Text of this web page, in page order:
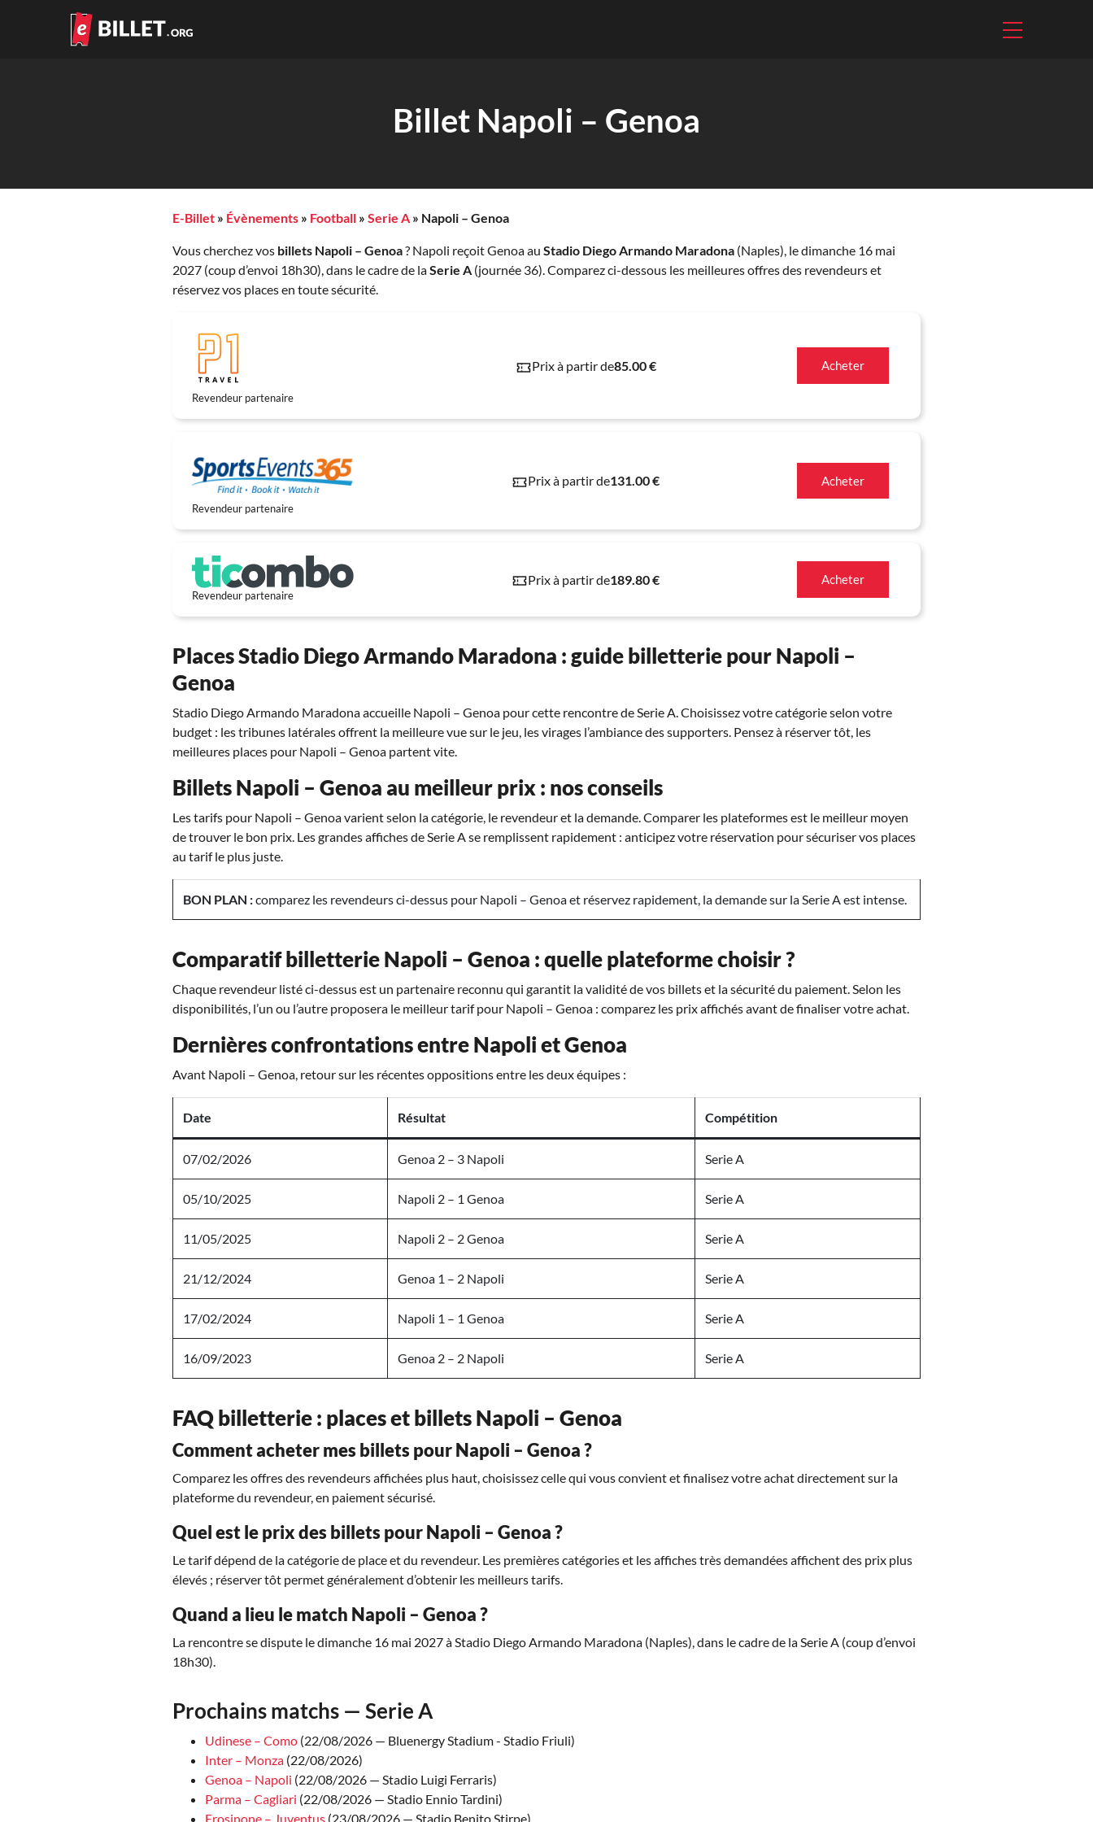
Billet Napoli – Genoa
E-Billet » Évènements » Football » Serie A » Napoli – Genoa
Vous cherchez vos billets Napoli – Genoa? Napoli reçoit Genoa au Stadio Diego Armando Maradona (Naples), le dimanche 16 mai
2027 (coup d’envoi 18h30), dans le cadre de laSerie A (journée 36). Comparez ci-dessous les meilleures offres des revendeurs et
réservez vos places en toute sécurité.
Revendeur partenaire
Prix à partir de85.00 € Acheter
Revendeur partenaire
Prix à partir de131.00 € Acheter
Revendeur partenaire
Prix à partir de189.80 € Acheter
Places Stadio Diego Armando Maradona : guide billetterie pour Napoli –
Genoa
Stadio Diego Armando Maradona accueille Napoli – Genoa pour cette rencontre de Serie A. Choisissez votre catégorie selon votre
budget : les tribunes latérales offrent la meilleure vue sur le jeu, les virages l’ambiance des supporters. Pensez à réserver tôt, les
meilleures places pour Napoli – Genoa partent vite.
Billets Napoli – Genoa au meilleur prix : nos conseils
Les tarifs pour Napoli – Genoa varient selon la catégorie, le revendeur et la demande. Comparer les plateformes est le meilleur moyen
de trouver le bon prix. Les grandes affiches de Serie A se remplissent rapidement : anticipez votre réservation pour sécuriser vos places
au tarif le plus juste.
BON PLAN :comparez les revendeurs ci-dessus pour Napoli – Genoa et réservez rapidement, la demande sur la Serie A est intense.
Comparatif billetterie Napoli – Genoa : quelle plateforme choisir ?
Chaque revendeur listé ci-dessus est un partenaire reconnu qui garantit la validité de vos billets et la sécurité du paiement. Selon les
disponibilités, l’un ou l’autre proposera le meilleur tarif pour Napoli – Genoa : comparez les prix affichés avant de finaliser votre achat.
Dernières confrontations entre Napoli et Genoa
Avant Napoli – Genoa, retour sur les récentes oppositions entre les deux équipes :
Date Résultat Compétition
07/02/2026 Genoa 2 – 3 Napoli Serie A
05/10/2025 Napoli 2 – 1 Genoa Serie A
11/05/2025 Napoli 2 – 2 Genoa Serie A
21/12/2024 Genoa 1 – 2 Napoli Serie A
17/02/2024 Napoli 1 – 1 Genoa Serie A
16/09/2023 Genoa 2 – 2 Napoli Serie A
FAQ billetterie : places et billets Napoli – Genoa
Comment acheter mes billets pour Napoli – Genoa ?
Comparez les offres des revendeurs affichées plus haut, choisissez celle qui vous convient et finalisez votre achat directement sur la
plateforme du revendeur, en paiement sécurisé.
Quel est le prix des billets pour Napoli – Genoa ?
Le tarif dépend de la catégorie de place et du revendeur. Les premières catégories et les affiches très demandées affichent des prix plus
élevés ; réserver tôt permet généralement d’obtenir les meilleurs tarifs.
Quand a lieu le match Napoli – Genoa ?
La rencontre se dispute le dimanche 16 mai 2027 à Stadio Diego Armando Maradona (Naples), dans le cadre de la Serie A (coup d’envoi
18h30).
Prochains matchs — Serie A
Udinese – Como (22/08/2026 — Bluenergy Stadium - Stadio Friuli)
Inter – Monza (22/08/2026)
Genoa – Napoli (22/08/2026 — Stadio Luigi Ferraris)
Parma – Cagliari (22/08/2026 — Stadio Ennio Tardini)
Frosinone – Juventus (23/08/2026 — Stadio Benito Stirpe)